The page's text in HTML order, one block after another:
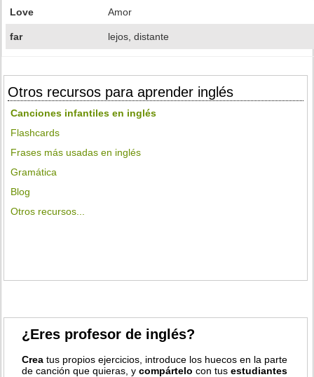
Love Amor
far lejos, distante
Otros recursos para aprender inglés
Canciones infantiles en inglés
Flashcards
Frases más usadas en inglés
Gramática
Blog
Otros recursos...
¿Eres profesor de inglés?
Crea tus propios ejercicios, introduce los huecos en la parte
de canción que quieras, ycompártelo con tusestudiantes